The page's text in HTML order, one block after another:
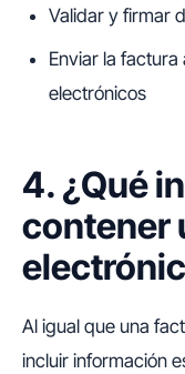
Validar y firmar
Enviar la
electrónicos
4. ¿Qué
contener
Al igual que una
incluir información